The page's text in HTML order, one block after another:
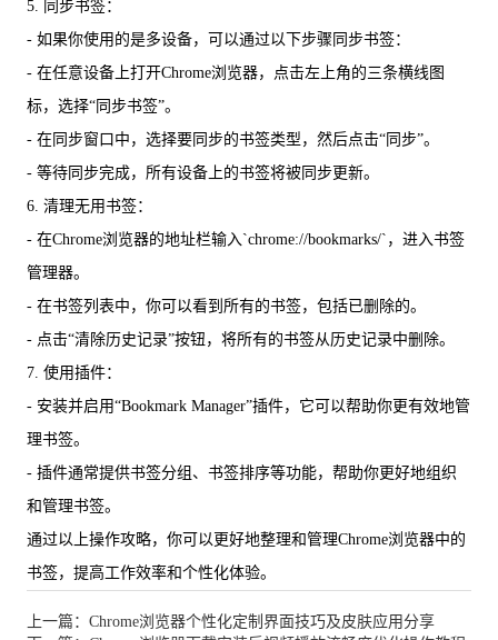
5. 同步书签：
- 如果你使用的是多设备，可以通过以下步骤同步书签：
- 在任意设备上打开Chrome浏览器，点击左上角的三条横线图
标，选择“同步书签”。
- 在同步窗口中，选择要同步的书签类型，然后点击“同步”。
- 等待同步完成，所有设备上的书签将被同步更新。
6. 清理无用书签：
- 在Chrome浏览器的地址栏输入`chrome://bookmarks/`，进入书签
管理器。
- 在书签列表中，你可以看到所有的书签，包括已删除的。
- 点击“清除历史记录”按钮，将所有的书签从历史记录中删除。
7. 使用插件：
- 安装并启用“Bookmark Manager”插件，它可以帮助你更有效地管
理书签。
- 插件通常提供书签分组、书签排序等功能，帮助你更好地组织
和管理书签。
通过以上操作攻略，你可以更好地整理和管理Chrome浏览器中的
书签，提高工作效率和个性化体验。
上一篇：Chrome浏览器个性化定制界面技巧及皮肤应用分享